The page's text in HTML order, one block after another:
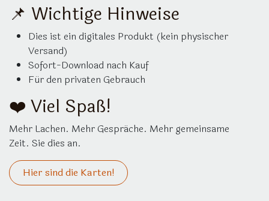
📌 Wichtige Hinweise
Dies ist ein digitales Produkt (kein physischer
Versand)
Sofort-Download nach Kauf
Für den privaten Gebrauch
❤️ Viel Spaß!
Mehr Lachen. Mehr Gespräche. Mehr gemeinsame
Zeit. Sie dies an.
Hier sind die Karten!